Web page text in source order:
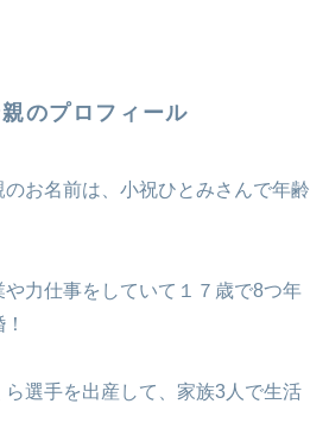
のプロフィール
お名前は、小祝ひとみさんで年齢
や力仕事をしていて１７歳で8つ年
ら選手を出産して、家族3人で生活